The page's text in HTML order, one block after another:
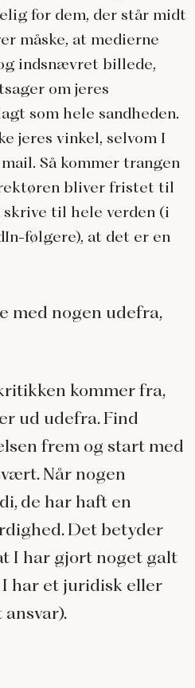
for dem, der står midt
måske, at medierne
indsnævret billede,
om jeres
som hele sandheden.
jeres vinkel, selvom I
Så kommer trangen
bliver fristet til
til hele verden (i
følgere), at det er en
med nogen udefra,
kommer fra,
ud udefra. Find
frem og start med
Når nogen
de har haft en
Det betyder
I har gjort noget galt
har et juridisk eller